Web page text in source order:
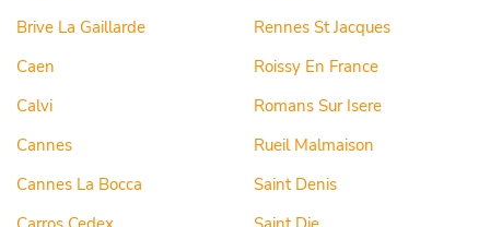
Brive La Gaillarde
Caen
Calvi
Cannes
Cannes La Bocca
Rennes St Jacques
Roissy En France
Romans Sur Isere
Rueil Malmaison
Saint Denis